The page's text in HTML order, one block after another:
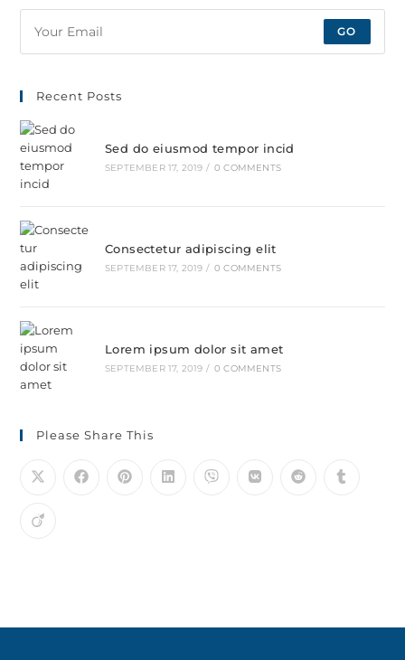
GO
Recent Posts
Sed do eiusmod tempor incid
SEPTEMBER 17, 2019 / 0 COMMENTS
Consectetur adipiscing elit
SEPTEMBER 17, 2019 / 0 COMMENTS
Lorem ipsum dolor sit amet
SEPTEMBER 17, 2019 / 0 COMMENTS
Please Share This